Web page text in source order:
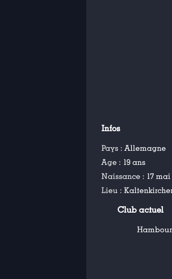
Infos
Pays : Allemagne
Age : 19 ans
Naissance : 17 mai
Lieu :
Club actuel